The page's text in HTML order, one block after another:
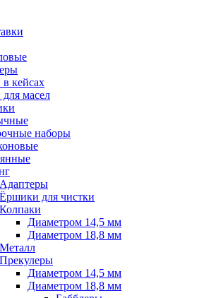
кейсах
масел
наборы
Адаптеры
Ёршики для чистки
Колпаки
Диаметром 14,5 мм
Диаметром 18,8 мм
Металл
Прекулеры
Диаметром 14,5 мм
Диаметром 18,8 мм